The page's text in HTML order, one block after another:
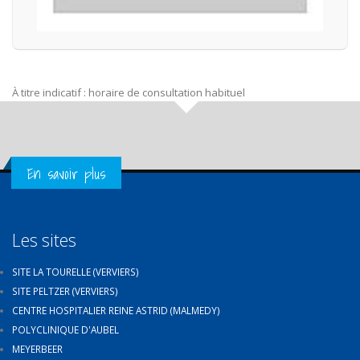
À titre indicatif : horaire de consultation habituel
Get in Touch
En savoir plus
Les sites
SITE LA TOURELLE (VERVIERS)
SITE PELTZER (VERVIERS)
CENTRE HOSPITALIER REINE ASTRID (MALMEDY)
POLYCLINIQUE D'AUBEL
MEYERBEER